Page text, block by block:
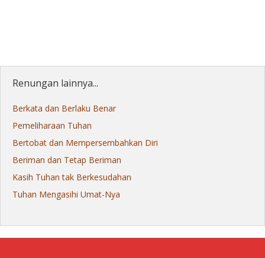
Renungan lainnya...
Berkata dan Berlaku Benar
Pemeliharaan Tuhan
Bertobat dan Mempersembahkan Diri
Beriman dan Tetap Beriman
Kasih Tuhan tak Berkesudahan
Tuhan Mengasihi Umat-Nya